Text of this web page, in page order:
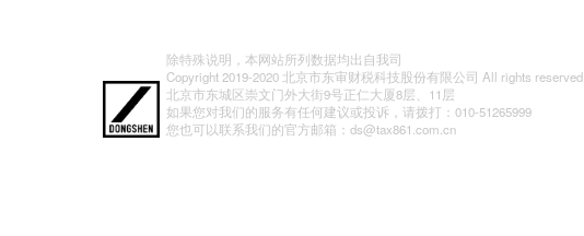
除特殊说明，本网站所列数据均出自我司
Copyright 2019-2020 北京市东审财税科技股份有限公司 All rights reserved.
北京市东城区崇文门外大街9号正仁大厦8层、11层
如果您对我们的服务有任何建议或投诉，请拨打：010-51265999
您也可以联系我们的官方邮箱：ds@tax861.com.cn